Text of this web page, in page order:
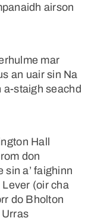
airson
mar
an uair sin Na
a-staigh seachd
Hall
don
a’ faighinn
(oir cha
do Bholton